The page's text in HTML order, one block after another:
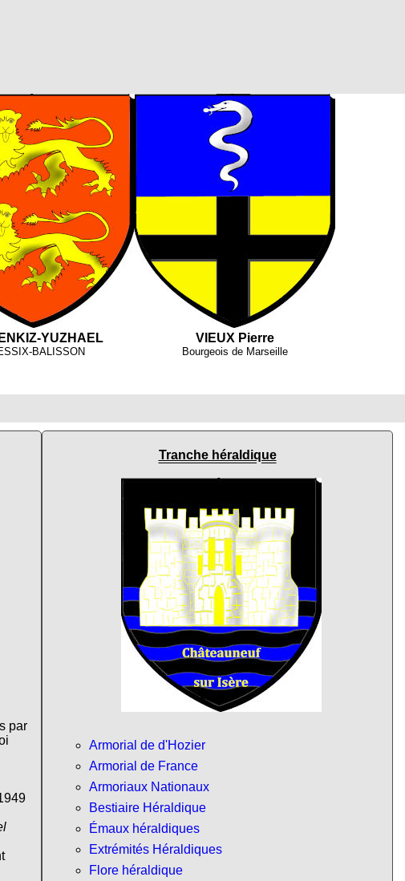
YUZHAEL
BALISSON
VIEUX Pierre
Bourgeois de Marseille
par
Tranche héraldique
Armorial de d'Hozier
Armorial de France
Armoriaux Nationaux
Bestiaire Héraldique
Émaux héraldiques
Extrémités Héraldiques
Flore héraldique